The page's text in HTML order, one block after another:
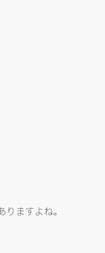
ますよね。